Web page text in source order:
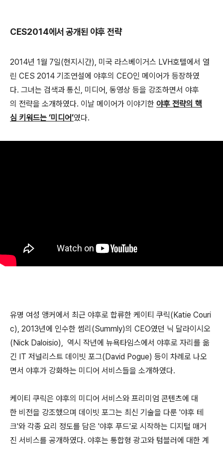
CES2014에서 공개된 야후 전략
2014년 1월 7일(현지시간), 미국 라스베이거스 LVH호텔에서 열
린 CES 2014 기조연설에 야후의 CEO인 메이어가 등장하였
다. 그녀는 검색과 통신, 미디어, 동영상 등을 강조하면서 야후
의 전략을 소개하였다. 이날 메이어가 이야기한 야후 전략의 핵
심 키워드는 ‘미디어’였다.
유명 여성 앵커에서 최근 야후로 합류한 케이티 쿠릭(Katie Couri
c), 2013년에 인수한 썸리(Summly)의 CEO였던 닉 달라이시오
(Nick Daloisio), 역시 작년에 뉴욕타임스에서 야후로 자리를 옮
긴 IT 저널리스트 데이빗 포그(David Pogue) 등이 차례로 나오
면서 야후가 강화하는 미디어 서비스들을 소개하였다.
케이티 쿠릭은 야후의 미디어 서비스와 프리미엄 콘텐츠에 대
한 비전을 강조했으며 데이빗 포그는 최신 기술을 다룬 '야후 테
크'와 각종 요리 정도를 담은 '야후 푸드'로 시작하는 디지털 매거
진 서비스를 공개하였다. 야후는 통합형 광고와 텀블러에 대한 계